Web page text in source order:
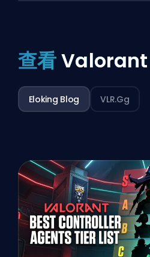
查看Valorant
Eloking Blog VLR.gg